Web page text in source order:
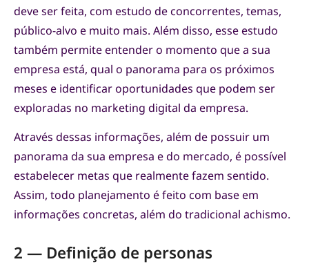
deve ser feita, com estudo de concorrentes, temas,
público-alvo e muito mais. Além disso, esse estudo
também permite entender o momento que a sua
empresa está, qual o panorama para os próximos
meses e identificar oportunidades que podem ser
exploradas no marketing digital da empresa.
Através dessas informações, além de possuir um
panorama da sua empresa e do mercado, é possível
estabelecer metas que realmente fazem sentido.
Assim, todo planejamento é feito com base em
informações concretas, além do tradicional achismo.
2 — Definição de personas